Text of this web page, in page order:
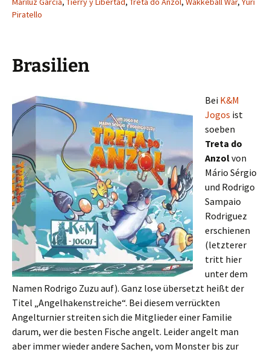
Piratello
Brasilien
Bei K&M
Jogos ist
soeben
Treta do
Anzolvon
Mário Sérgio
und Rodrigo
Sampaio
Rodriguez
erschienen
(letzterer
tritt hier
unter dem
Namen Rodrigo Zuzu auf). Ganz lose übersetzt heißt der
Titel „Angelhakenstreiche“. Bei diesem verrückten
Angelturnier streiten sich die Mitglieder einer Familie
darum, wer die besten Fische angelt. Leider angelt man
aber immer wieder andere Sachen, vom Monster bis zur